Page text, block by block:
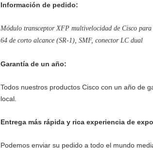
Información de pedido:
Módulo transceptor XFP multivelocidad de Cisco
64 de corto alcance (SR-1), SMF, conector LC dual
Garantía de un año:
Todos nuestros productos Cisco con un año de
local.
Entrega más rápida y rica experiencia de
Podemos enviar su pedido a todo el mundo